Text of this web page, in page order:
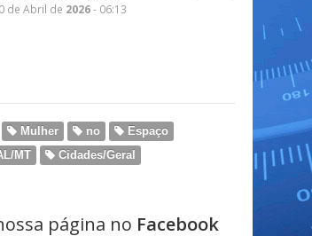
de Abril de 2026- 06:13
Mulher no
Espaço
MT Cidades/Geral
página no Facebook